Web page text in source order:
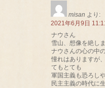
misan より:
2021年6月9日
ナウさん
雪山、想像を絶し
ナウさんの心の中
憧れはありますが
てもとても
軍国主義も恐ろし
民主主義の時代に